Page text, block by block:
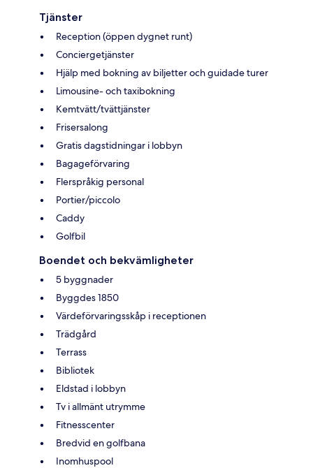
Tjänster
Reception (öppen dygnet runt)
Conciergetjänster
Hjälp med bokning av biljetter och guidade turer
Limousine- och taxibokning
Kemtvätt/tvättjänster
Frisersalong
Gratis dagstidningar i lobbyn
Bagageförvaring
Flerspråkig personal
Portier/piccolo
Caddy
Golfbil
Boendet och bekvämligheter
5 byggnader
Byggdes 1850
Värdeförvaringsskåp i receptionen
Trädgård
Terrass
Bibliotek
Eldstad i lobbyn
Tv i allmänt utrymme
Fitnesscenter
Bredvid en golfbana
Inomhuspool